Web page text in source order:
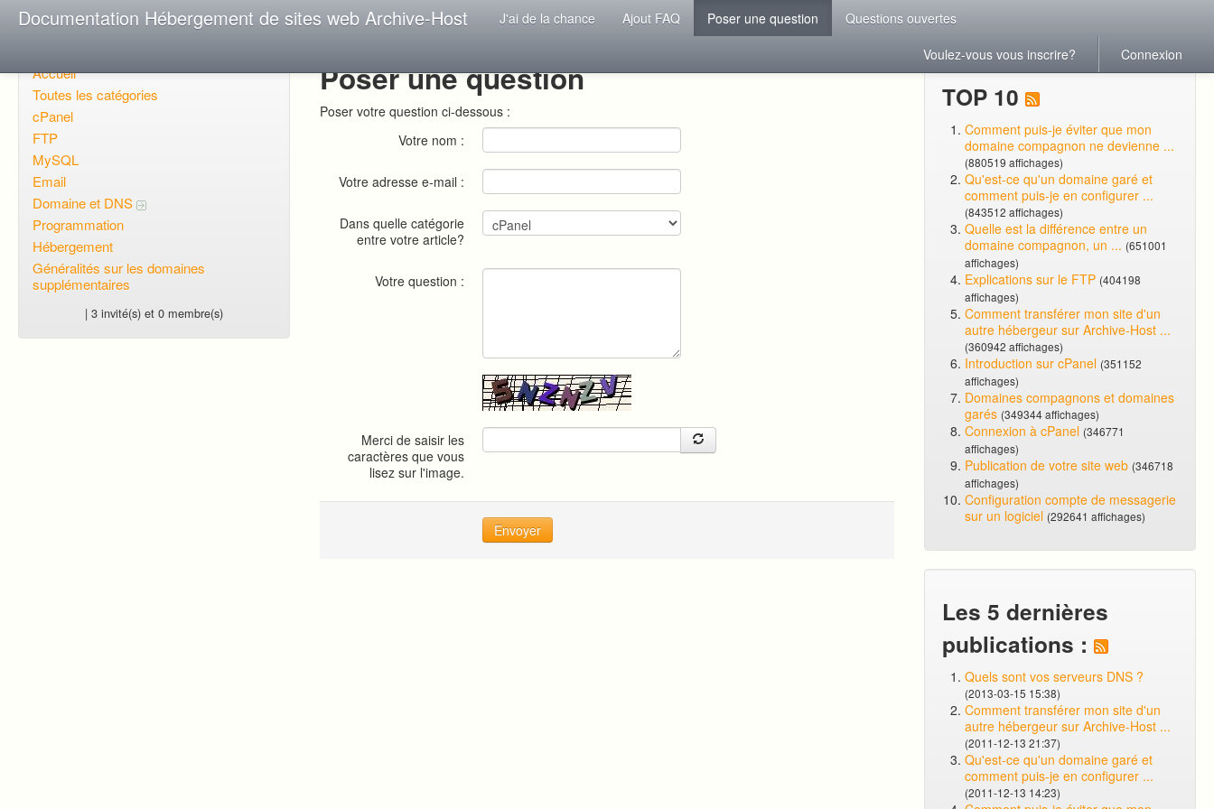
Documentation Hébergement de sites web Archive-Host J'ai de la chance Ajout FAQ Poser une question
Questions ouvertes
Voulez-vous vous inscrire?
Connexion
Accueil
Toutes les catégories
cPanel
FTP
MySQL
Email
Domaine et DNS
Programmation
Hébergement
Généralités sur les domaines
supplémentaires
| 3 invité(s) et 0 membre(s)
Poser une question
Poser votre question ci-dessous :
Votre nom :
Votre adresse e-mail :
Dans quelle catégorie
entre votre article?
Votre question :
Merci de saisir les
caractères que vous
lisez sur l'image.
Envoyer
TOP 10
Comment puis-je éviter que mon
domaine compagnon ne devienne ...
(880519 affichages)
Qu'est-ce qu'un domaine garé et
comment puis-je en configurer ...
(843512 affichages)
Quelle est la différence entre un
domaine compagnon, un ... (651001
affichages)
Explications sur le FTP (404198
affichages)
Comment transférer mon site d'un
autre hébergeur sur Archive-Host ...
(360942 affichages)
Introduction sur cPanel (351152
affichages)
Domaines compagnons et domaines
garés (349344 affichages)
Connexion à cPanel (346771
affichages)
Publication de votre site web (346718
affichages)
Configuration compte de messagerie
sur un logiciel (292641 affichages)
Les 5 dernières
publications :
Quels sont vos serveurs DNS ?
(2013-03-15 15:38)
Comment transférer mon site d'un
autre hébergeur sur Archive-Host ...
(2011-12-13 21:37)
Qu'est-ce qu'un domaine garé et
comment puis-je en configurer ...
(2011-12-13 14:23)